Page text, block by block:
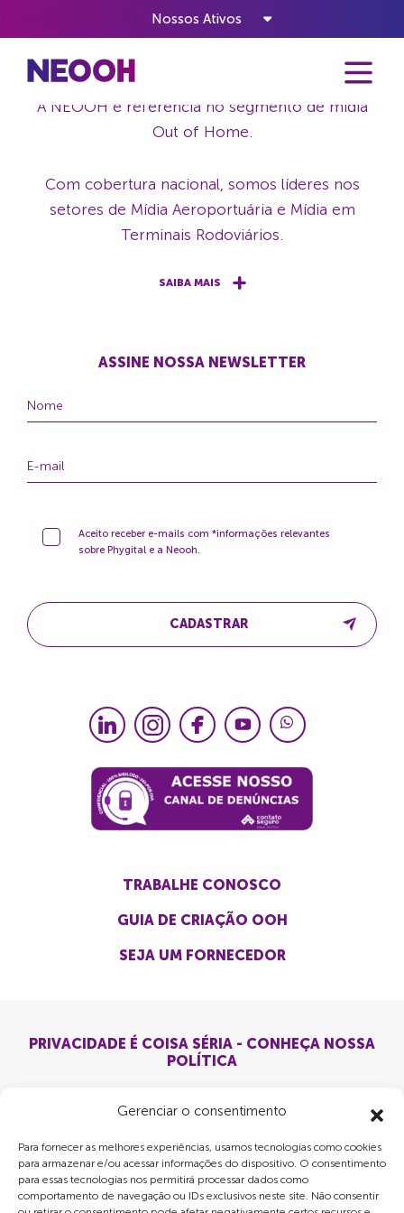
Gerenciar o consentimento
Para fornecer as melhores experiências, usamos tecnologias como cookies
para armazenar e/ou acessar informações do dispositivo. O consentimento
para essas tecnologias nos permitirá processar dados como
comportamento de navegação ou IDs exclusivos neste site. Não consentir
Nossos Ativos
Nada encontrado
NEOOH - A VIDA ACONTECE OUT OF HOME
A NEOOH é referência no segmento de mídia
Out of Home.
Com cobertura nacional, somos líderes nos
setores de Mídia Aeroportuária e Mídia em
Terminais Rodoviários.
SAIBA MAIS
ASSINE NOSSA NEWSLETTER
Aceito receber e-mails com *informações relevantes
sobre Phygital e a Neooh.
CADASTRAR
TRABALHE CONOSCO
GUIA DE CRIAÇÃO OOH
SEJA UM FORNECEDOR
PRIVACIDADE É COISA SÉRIA - CONHEÇA NOSSA
POLÍTICA